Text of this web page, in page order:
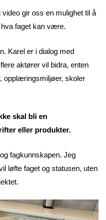
gir oss en mulighet til å
faget kan være.
Karel er i dialog med
aktører vil bidra, enten
opplæringsmiljøer, skoler
skal bli en
eller produkter.
fagkunnskapen. Jeg
løfte faget og statusen, uten